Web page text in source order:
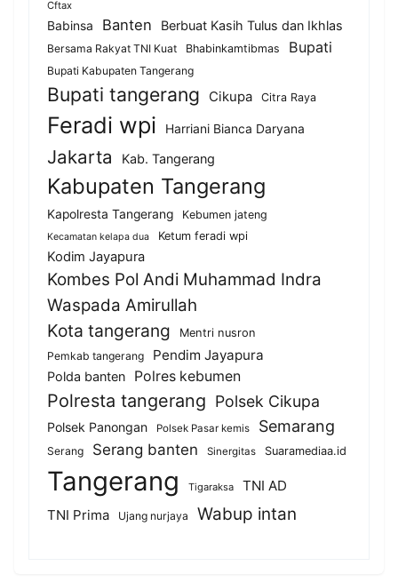
Cftax
Babinsa Banten Berbuat Kasih Tulus dan Ikhlas
Bersama Rakyat TNI Kuat Bhabinkamtibmas Bupati
Bupati Kabupaten Tangerang
Bupati tangerang Cikupa Citra Raya
Feradi wpi Harriani Bianca Daryana
Jakarta Kab. Tangerang
Kabupaten Tangerang
Kapolresta Tangerang Kebumen jateng
Kecamatan kelapa dua Ketum feradi wpi
Kodim Jayapura
Kombes Pol Andi Muhammad Indra
Waspada Amirullah
Kota tangerang
Mentri nusron
Pemkab tangerang
Pendim Jayapura
Polda banten Polres kebumen
Polresta tangerang Polsek Cikupa
Polsek Panongan Polsek Pasar kemis Semarang
Serang Serang banten Sinergitas Suaramediaa.id
Tangerang Tigaraksa
TNI AD
TNI Prima
Ujang nurjaya Wabup intan